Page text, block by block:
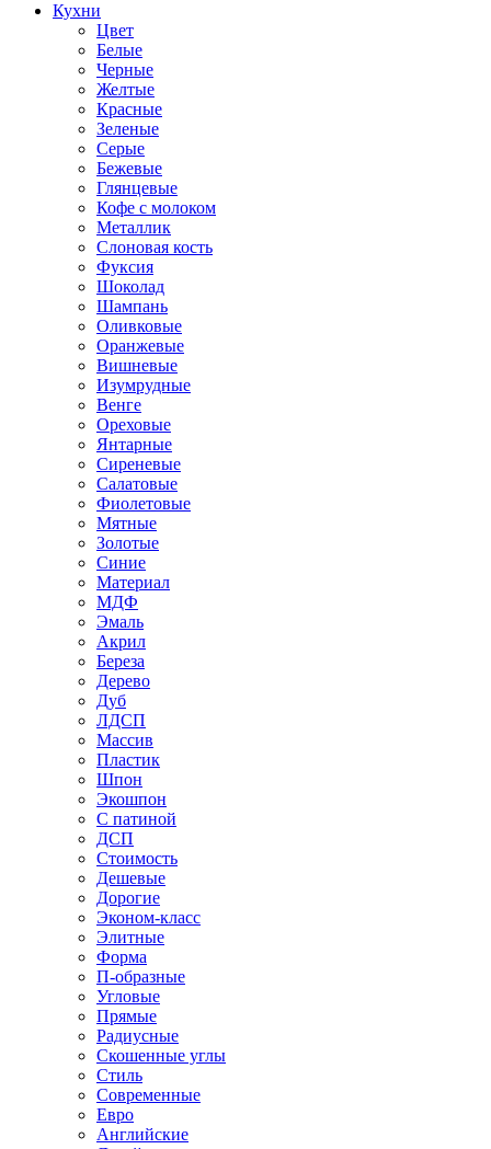
Кухни
Цвет
Белые
Черные
Желтые
Красные
Зеленые
Серые
Бежевые
Глянцевые
Кофе с молоком
Металлик
Слоновая кость
Фуксия
Шоколад
Шампань
Оливковые
Оранжевые
Вишневые
Изумрудные
Венге
Ореховые
Янтарные
Сиреневые
Салатовые
Фиолетовые
Мятные
Золотые
Синие
Материал
МДФ
Эмаль
Акрил
Береза
Дерево
Дуб
ЛДСП
Массив
Пластик
Шпон
Экошпон
С патиной
ДСП
Стоимость
Дешевые
Дорогие
Эконом-класс
Элитные
Форма
П-образные
Угловые
Прямые
Радиусные
Скошенные углы
Стиль
Современные
Евро
Английские